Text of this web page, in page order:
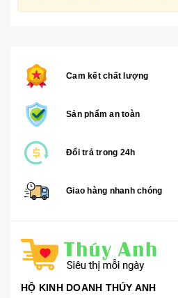
Cam kết chất lượng
Sản phẩm an toàn
Đổi trả trong 24h
Giao hàng nhanh chóng
HỘ KINH DOANH THÚY ANH